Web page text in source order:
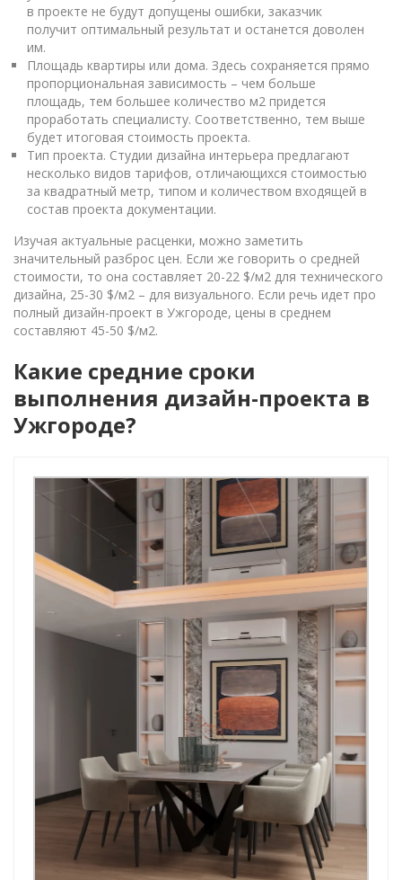
в проекте не будут допущены ошибки, заказчик
получит оптимальный результат и останется доволен
им.
Площадь квартиры или дома. Здесь сохраняется прямо
пропорциональная зависимость – чем больше
площадь, тем большее количество м2 придется
проработать специалисту. Соответственно, тем выше
будет итоговая стоимость проекта.
Тип проекта. Студии дизайна интерьера предлагают
несколько видов тарифов, отличающихся стоимостью
за квадратный метр, типом и количеством входящей в
состав проекта документации.
Изучая актуальные расценки, можно заметить
значительный разброс цен. Если же говорить о средней
стоимости, то она составляет 20-22 $/м2 для технического
дизайна, 25-30 $/м2 – для визуального. Если речь идет про
полный дизайн-проект в Ужгороде, цены в среднем
составляют 45-50 $/м2.
Какие средние сроки
выполнения дизайн-проекта в
Ужгороде?